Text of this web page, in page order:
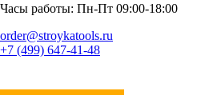
Часы работы: Пн-Пт 09:00-18:00
order@stroykatools.ru
+7 (499) 647-41-48